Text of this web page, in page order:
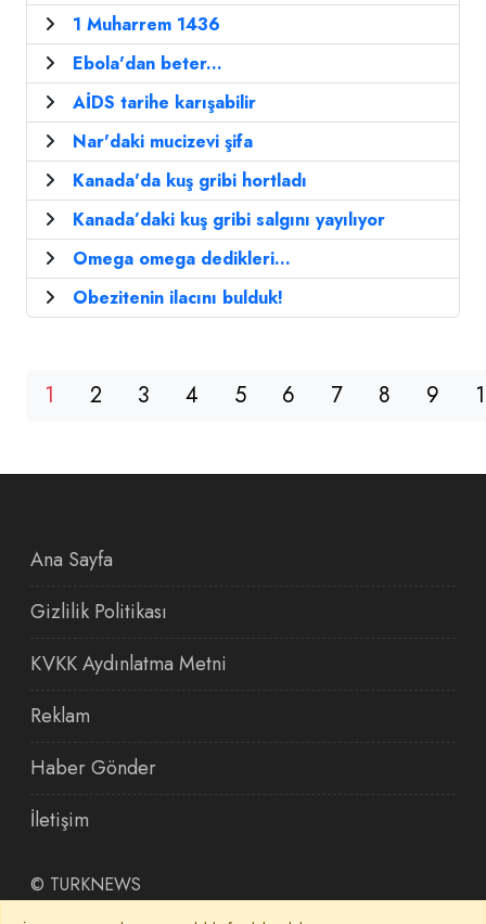
1 Muharrem 1436
Ebola'dan beter...
AİDS tarihe karışabilir
Nar'daki mucizevi şifa
Kanada'da kuş gribi hortladı
Kanada’daki kuş gribi salgını yayılıyor
Omega omega dedikleri...
Obezitenin ilacını bulduk!
1 2 3 4 5 6 7 8 9
Ana Sayfa
Gizlilik Politikası
KVKK Aydınlatma Metni
Reklam
Haber Gönder
İletişim
© TURKNEWS